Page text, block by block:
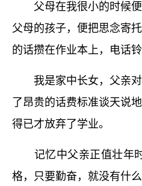
父母在我很小的时候便
父母的孩子，便把思念寄
的话攒在作业本上，电话
我是家中长女，父亲对
了昂贵的话费标准谈天说
得已才放弃了学业。
记忆中父亲正值壮年时
格，只要勤奋，就没有什